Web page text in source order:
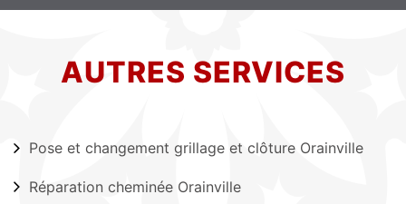
AUTRES SERVICES
Pose et changement grillage et clôture Orainville
Réparation cheminée Orainville